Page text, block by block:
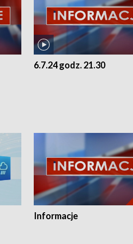
6.7.24 godz. 21.30
Informacje